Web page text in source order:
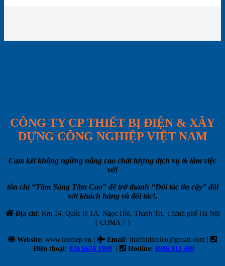
CÔNG TY CP THIẾT BỊ ĐIỆN & XÂY
DỰNG CÔNG NGHIỆP VIỆT NAM
Cam kết không ngừng nâng cao chất lượng dịch vụ & làm việc
với
tôn chỉ “Tâm Sáng Tầm Cao” để trở thành “Đối tác tin cậy” đối
với khách hàng và đối tác!.
Địa chỉ: Km 14, Quốc lộ 1A, Ngọc Hồi, Thanh Trì, Thành phố Hà Nội
( COMA 7 )
Website: www.icomep.vn | Email: thietbidienico@gmail.com |
Điện thoại: 024 6674 1999 | Hotline: 0986 913 499